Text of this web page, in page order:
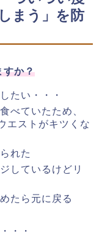
まう」を防
すか？
たい・・・
べていたため、
エストがキツくな
れた
しているけどリ
たら元に戻る
・・